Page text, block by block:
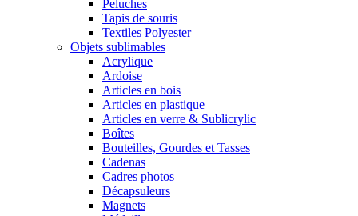
Peluches
Tapis de souris
Textiles Polyester
Objets sublimables
Acrylique
Ardoise
Articles en bois
Articles en plastique
Articles en verre & Sublicrylic
Boîtes
Bouteilles, Gourdes et Tasses
Cadenas
Cadres photos
Décapsuleurs
Magnets